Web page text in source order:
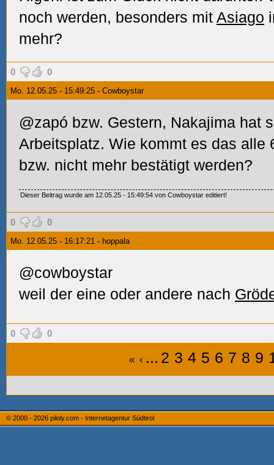
noch werden, besonders mit Asiago
mehr?
0 0
Mo. 12.05.25 - 15:49:25 - Cowboystar
@zapó bzw. Gestern, Nakajima hat
Arbeitsplatz. Wie kommt es das alle
bzw. nicht mehr bestätigt werden?
Dieser Beitrag wurde am 12.05.25 - 15:49:54 von Cowboystar editiert!
0 0
Mo. 12.05.25 - 16:17:21 - hoppala
@cowboystar
weil der eine oder andere nach
0 0
« ‹ ... 2 3 4 5 6 7 8 9
© 2000 - 2026 piloly.com - Internetagentur Südtirol